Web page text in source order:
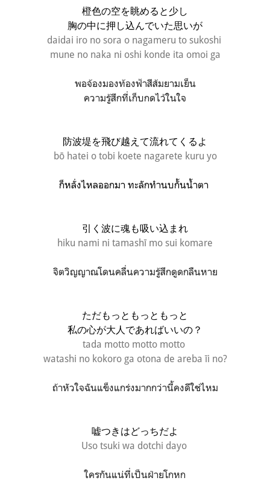
橙色の空を眺めると少し
胸の中に押し込んでいた思いが
daidai iro no sora o nagameru to sukoshi
mune no naka ni oshi konde ita omoi ga
พอจ้องมองท้องฟ้าสีส้มยามเย็น
ความรู้สึกที่เก็บกดไว้ในใจ
防波堤を飛び越えて流れてくるよ
bō hatei o tobi koete nagarete kuru yo
ก็หลั่งไหลออกมา ทะลักทำนบกั้นน้ำตา
引く波に魂も吸い込まれ
hiku nami ni tamashī mo sui komare
จิตวิญญาณโดนคลื่นความรู้สึกดูดกลืนหาย
ただもっともっともっと
私の心が大人であればいいの？
tada motto motto motto
watashi no kokoro ga otona de areba īi no?
ถ้าหัวใจฉันแข็งแกร่งมากกว่านี้คงดีใช่ไหม
嘘つきはどっちだよ
Uso tsuki wa dotchi dayo
ใครกันแน่ที่เป็นฝ่ายโกหก